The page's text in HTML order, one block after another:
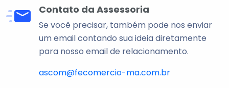
Contato da Assessoria
Se você precisar, também pode nos enviar
um email contando sua ideia diretamente
para nosso email de relacionamento.
ascom@fecomercio-ma.com.br